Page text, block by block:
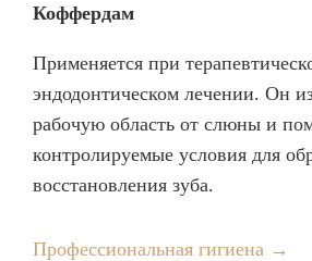
Коффердам
Применяется при
эндодонтическом лечении. Он
рабочую область от слюны и
контролируемые условия для
восстановления зуба.
Профессиональная гигиена →